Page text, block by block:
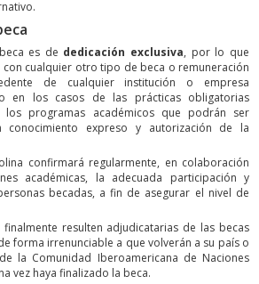
es de dedicación exclusiva, por lo que
con cualquier otro tipo de beca o remuneración
de cualquier institución o empresa
en los casos de las prácticas obligatorias
los programas académicos que podrán ser
conocimiento expreso y autorización de la
confirmará regularmente, en colaboración
académicas, la adecuada participación y
becadas, a fin de asegurar el nivel de
finalmente resulten adjudicatarias de las becas
forma irrenunciable a que volverán a su país o
la Comunidad Iberoamericana de Naciones
vez haya finalizado la beca.